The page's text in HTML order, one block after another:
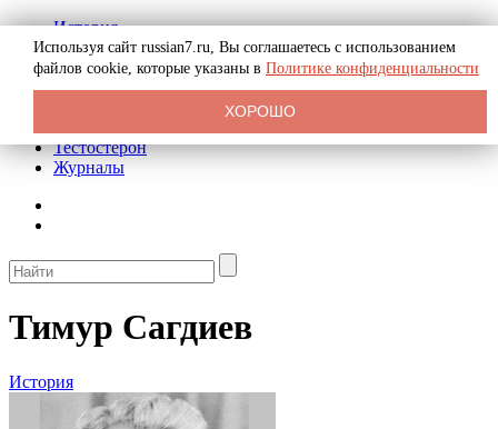
История
Биография
Криминал
Реклама на сайте
Тестостерон
Журналы
Тимур Сагдиев
История
Используя сайт russian7.ru, Вы соглашаетесь с использованием
файлов cookie, которые указаны в Политике конфиденциальности
ХОРОШО